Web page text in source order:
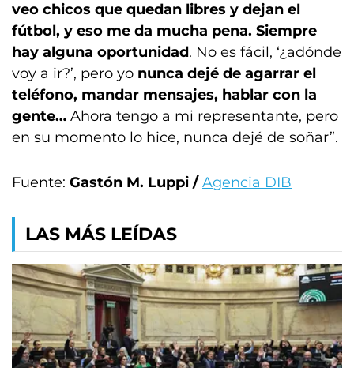
veo chicos que quedan libres y dejan el
fútbol, y eso me da mucha pena. Siempre
hay alguna oportunidad. No es fácil, ‘¿adónde
voy a ir?’, pero yo nunca dejé de agarrar el
teléfono, mandar mensajes, hablar con la
gente… Ahora tengo a mi representante, pero
en su momento lo hice, nunca dejé de soñar”.
Fuente: Gastón M. Luppi /Agencia DIB
LAS MÁS LEÍDAS